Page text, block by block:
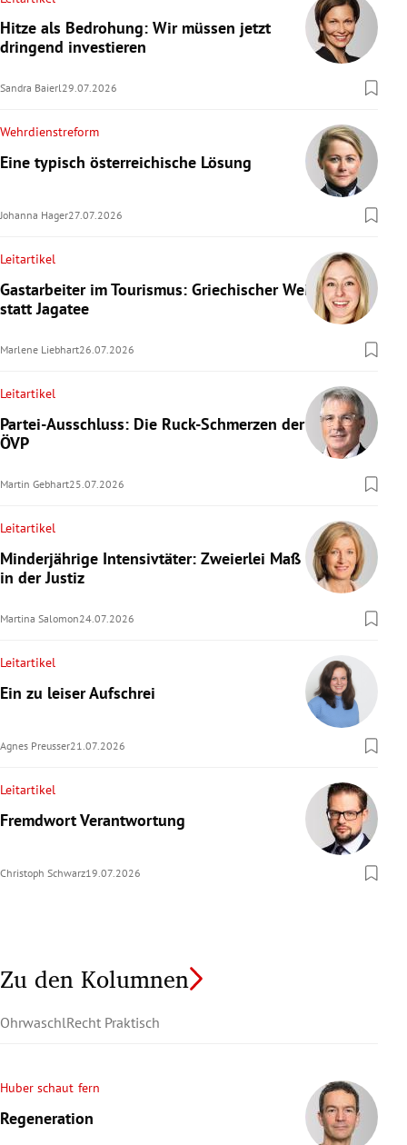
Hitze als Bedrohung: Wir müssen jetzt
dringend investieren
Sandra Baierl29.07.2026
Wehrdienstreform
Eine typisch österreichische Lösung
Johanna Hager27.07.2026
Leitartikel
Gastarbeiter im Tourismus: Griechischer Wein
statt Jagatee
Marlene Liebhart26.07.2026
Leitartikel
Partei-Ausschluss: Die Ruck-Schmerzen der
ÖVP
Martin Gebhart25.07.2026
Leitartikel
Minderjährige Intensivtäter: Zweierlei Maß
in der Justiz
Martina Salomon24.07.2026
Leitartikel
Ein zu leiser Aufschrei
Agnes Preusser21.07.2026
Leitartikel
Fremdwort Verantwortung
Christoph Schwarz19.07.2026
Zu den Kolumnen
OhrwaschlRecht Praktisch
Huber schaut fern
Regeneration